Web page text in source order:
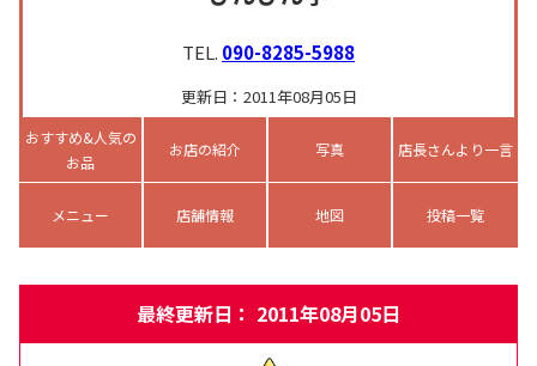
TEL. 090-8285-5988
更新日：2011年08月05日
おすすめ&人気の
お品
お店の紹介 写真 店長さんより一言
メニュー 店舗情報 地図 投稿一覧
最終更新日： 2011年08月05日